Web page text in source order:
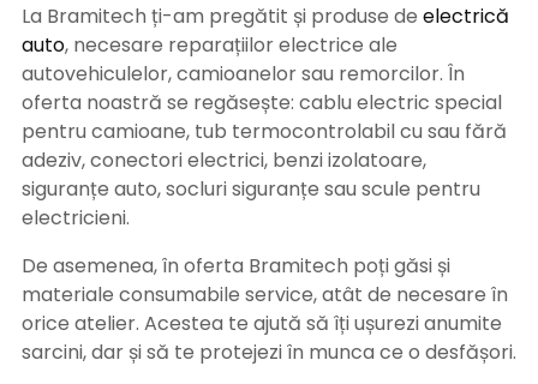
La Bramitech ți-am pregătit și produse de electrică
auto, necesare reparațiilor electrice ale
autovehiculelor, camioanelor sau remorcilor. În
oferta noastră se regăsește: cablu electric special
pentru camioane, tub termocontrolabil cu sau fără
adeziv, conectori electrici, benzi izolatoare,
siguranțe auto, socluri siguranțe sau scule pentru
electricieni.
De asemenea, în oferta Bramitech poți găsi și
materiale consumabile service, atât de necesare în
orice atelier. Acestea te ajută să îți ușurezi anumite
sarcini, dar și să te protejezi în munca ce o desfășori.